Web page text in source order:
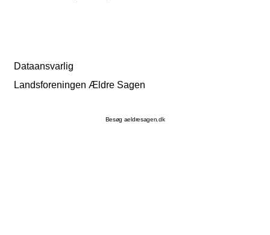
Dataansvarlig
Landsforeningen Ældre Sagen
Besøg aeldresagen.dk